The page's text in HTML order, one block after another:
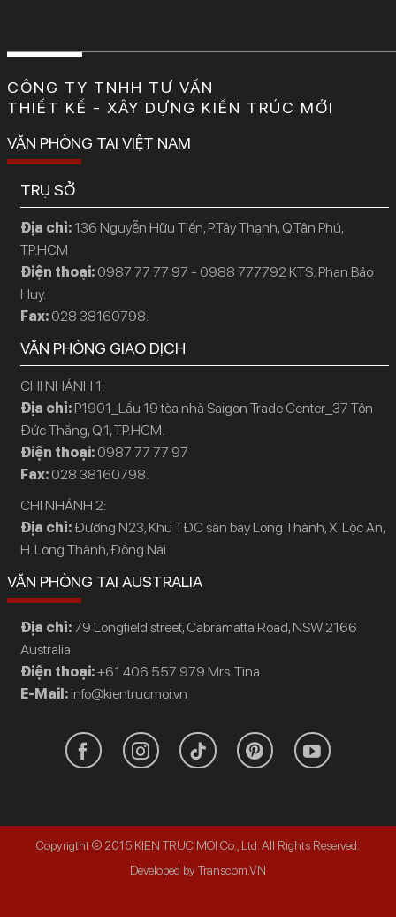
CÔNG TY TNHH TƯ VẤN
THIẾT KẾ - XÂY DỰNG KIẾN TRÚC MỚI
VĂN PHÒNG TẠI VIỆT NAM
TRỤ SỞ
Địa chỉ: 136 Nguyễn Hữu Tiến, P.Tây Thạnh, Q.Tân Phú,
TP.HCM
Điện thoại: 0987 77 77 97 - 0988 777792 KTS: Phan Bảo
Huy.
Fax: 028 38160798.
VĂN PHÒNG GIAO DỊCH
CHI NHÁNH 1:
Địa chỉ: P1901_Lầu 19 tòa nhà Saigon Trade Center_37 Tôn
Đức Thắng, Q.1, TP.HCM.
Điện thoại: 0987 77 77 97
Fax: 028 38160798.
CHI NHÁNH 2:
Địa chỉ:Đường N23, Khu TĐC sân bay Long Thành, X. Lộc An,
H. Long Thành, Đồng Nai
VĂN PHÒNG TẠI AUSTRALIA
Địa chỉ:79 Longfield street, Cabramatta Road, NSW 2166
Australia
Điện thoại:+61 406 557 979 Mrs. Tina.
E-Mail: info@kientrucmoi.vn
Developed by Transcom.VN
Copyrigtht © 2015 KIEN TRUC MOI Co., Ltd. All Rights Reserved.